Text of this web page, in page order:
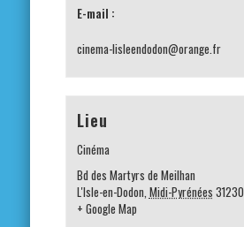
E-mail :
cinema-lisleendodon@orange.fr
Lieu
Cinéma
Bd des Martyrs de Meilhan
L'Isle-en-Dodon Midi-Pyrénées 31230
+ Google Map